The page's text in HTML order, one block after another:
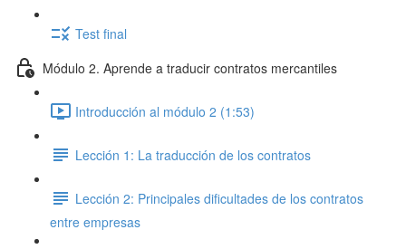
Test final
Módulo 2. Aprende a traducir contratos mercantiles
Introducción al módulo 2 (1:53)
Lección 1: La traducción de los contratos
Lección 2: Principales dificultades de los contratos
entre empresas